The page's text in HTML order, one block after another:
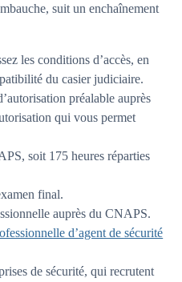
suit un enchaînement
les conditions d’accès, en
du casier judiciaire.
préalable auprès
qui vous permet
soit 175 heures réparties
final.
auprès du CNAPS.
d’agent de sécurité
de sécurité, qui recrutent